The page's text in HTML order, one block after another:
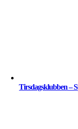
Tirsdagsklubben –